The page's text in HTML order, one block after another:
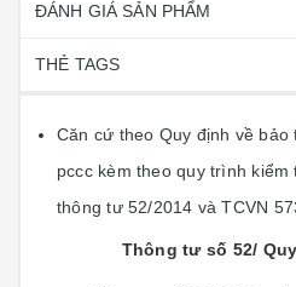
ĐÁNH GIÁ SẢN PHẨM
THẺ TAGS
Căn cứ theo Quy định về
pccc kèm theo quy trình
thông tư 52/2014 và TCVN
Thông tư số 52/